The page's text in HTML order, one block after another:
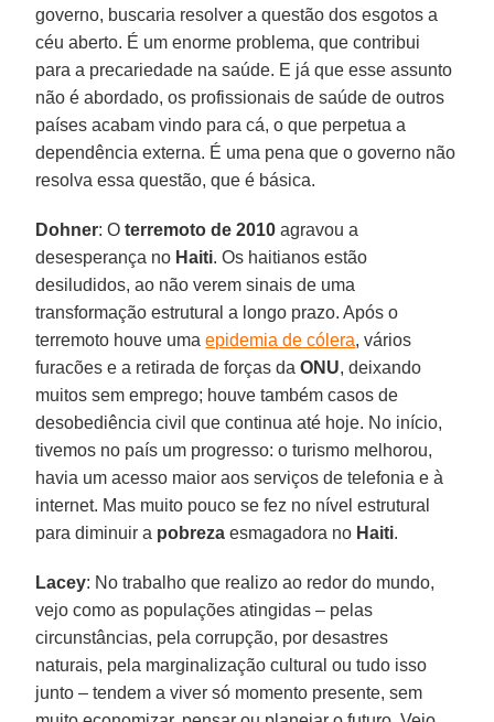
governo, buscaria resolver a questão dos esgotos a
céu aberto. É um enorme problema, que contribui
para a precariedade na saúde. E já que esse assunto
não é abordado, os profissionais de saúde de outros
países acabam vindo para cá, o que perpetua a
dependência externa. É uma pena que o governo não
resolva essa questão, que é básica.
Dohner: Oterremoto de 2010 agravou a
desesperança no Haiti. Os haitianos estão
desiludidos, ao não verem sinais de uma
transformação estrutural a longo prazo. Após o
terremoto houve umaepidemia de cólera, vários
furacões e a retirada de forças daONU, deixando
muitos sem emprego; houve também casos de
desobediência civil que continua até hoje. No início,
tivemos no país um progresso: o turismo melhorou,
havia um acesso maior aos serviços de telefonia e à
internet. Mas muito pouco se fez no nível estrutural
para diminuir a pobreza esmagadora no Haiti.
Lacey: No trabalho que realizo ao redor do mundo,
vejo como as populações atingidas – pelas
circunstâncias, pela corrupção, por desastres
naturais, pela marginalização cultural ou tudo isso
junto – tendem a viver só momento presente, sem